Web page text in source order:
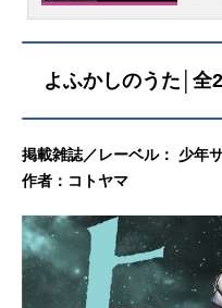
巻
刊
の
未
画
と
よふかしのうた│全
掲載雑誌／レーベル： 少年
作者：コトヤマ